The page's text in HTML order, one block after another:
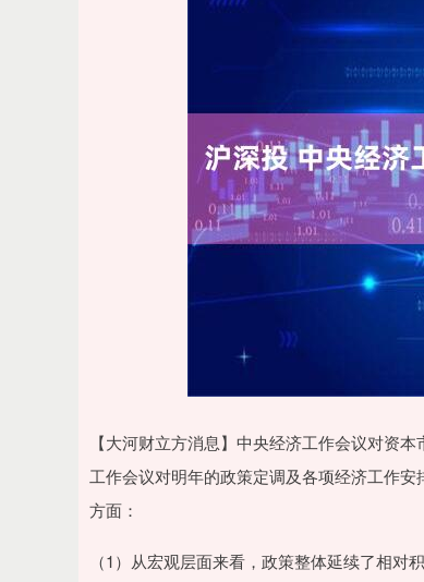
【大河财立方消息】中央经济工作会议对资
工作会议对明年的政策定调及各项经济工作
方面：
（1）从宏观层面来看，政策整体延续了相
14311.01 200.89 1.42%